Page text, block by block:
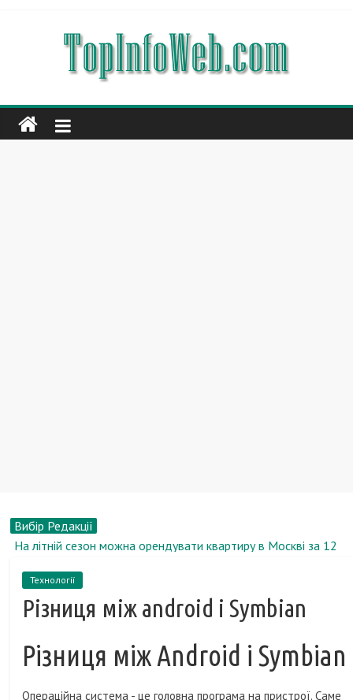
Вибір Редакції
На літній сезон можна орендувати квартиру в Москві за 12
Телефон Верту - практично найдорожчий телефон в світі.
Дізнайся, скільки коштує хоча б одна оригінальна зарядка
Розробники повідомили дату початку продажів Star Wars
1313
Технології
Різниця між android і Symbian
Різниця між Android і Symbian
Операційна система - це головна програма на пристрої. Саме